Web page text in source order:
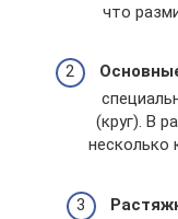
что
(круг). В
несколько